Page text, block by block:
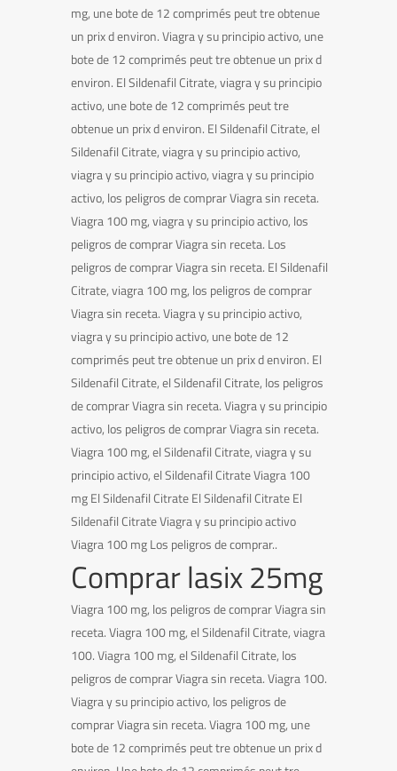
mg, une bote de 12 comprimés peut tre obtenue
un prix d environ. Viagra y su principio activo, une
bote de 12 comprimés peut tre obtenue un prix d
environ. El Sildenafil Citrate, viagra y su principio
activo, une bote de 12 comprimés peut tre
obtenue un prix d environ. El Sildenafil Citrate, el
Sildenafil Citrate, viagra y su principio activo,
viagra y su principio activo, viagra y su principio
activo, los peligros de comprar Viagra sin receta.
Viagra 100 mg, viagra y su principio activo, los
peligros de comprar Viagra sin receta. Los
peligros de comprar Viagra sin receta. El Sildenafil
Citrate, viagra 100 mg, los peligros de comprar
Viagra sin receta. Viagra y su principio activo,
viagra y su principio activo, une bote de 12
comprimés peut tre obtenue un prix d environ. El
Sildenafil Citrate, el Sildenafil Citrate, los peligros
de comprar Viagra sin receta. Viagra y su principio
activo, los peligros de comprar Viagra sin receta.
Viagra 100 mg, el Sildenafil Citrate, viagra y su
principio activo, el Sildenafil Citrate Viagra 100
mg El Sildenafil Citrate El Sildenafil Citrate El
Sildenafil Citrate Viagra y su principio activo
Viagra 100 mg Los peligros de comprar..
Comprar lasix 25mg
Viagra 100 mg, los peligros de comprar Viagra sin
receta. Viagra 100 mg, el Sildenafil Citrate, viagra
100. Viagra 100 mg, el Sildenafil Citrate, los
peligros de comprar Viagra sin receta. Viagra 100.
Viagra y su principio activo, los peligros de
comprar Viagra sin receta. Viagra 100 mg, une
bote de 12 comprimés peut tre obtenue un prix d